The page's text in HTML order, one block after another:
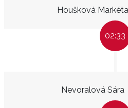
Houšková Markéta
02:33
Nevoralová Sára